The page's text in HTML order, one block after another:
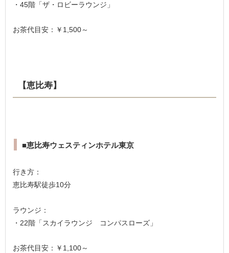
・45階「ザ・ロビーラウンジ」
お茶代目安：￥1,500～
【恵比寿】
■恵比寿ウェスティンホテル東京
行き方：
恵比寿駅徒歩10分
ラウンジ：
・22階「スカイラウンジ コンパスローズ」
お茶代目安：￥1,100～